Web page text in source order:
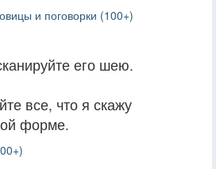
и поговорки (100+)
его шею.
все, что я скажу
форме.